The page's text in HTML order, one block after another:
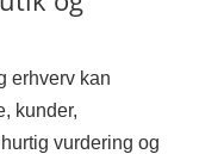
erhverv kan
kunder,
vurdering og